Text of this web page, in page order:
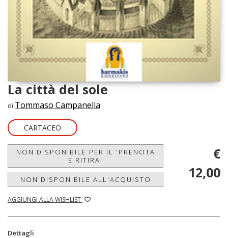
La città del sole
di Tommaso Campanella
CARTACEO
NON DISPONIBILE PER IL 'PRENOTA
E RITIRA'
NON DISPONIBILE ALL'ACQUISTO
AGGIUNGI ALLA WISHLIST
€
12,00
Dettagli